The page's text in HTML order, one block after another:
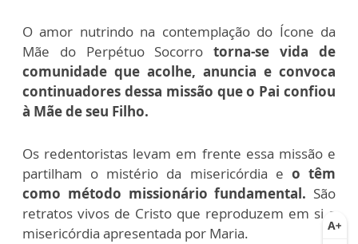
O amor nutrindo na contemplação do Ícone da
Mãe do Perpétuo Socorrotorna-se vida de
comunidade que acolhe, anuncia e convoca
continuadores dessa missão que o Pai confiou
à Mãe de seu Filho.
Os redentoristas levam em frente essa missão e
partilham o mistério da misericórdia e o têm
como método missionário fundamental. São
retratos vivos de Cristo que reproduzem em si a
misericórdia apresentada por Maria.